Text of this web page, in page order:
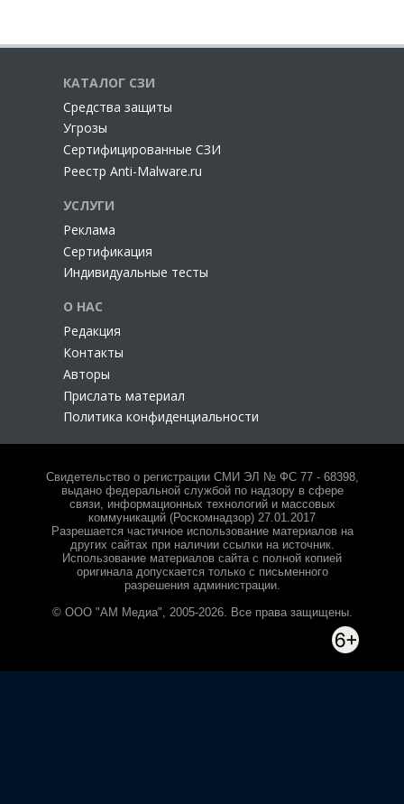
КАТАЛОГ СЗИ
Cредства защиты
Угрозы
Сертифицированные СЗИ
Реестр Anti-Malware.ru
УСЛУГИ
Реклама
Сертификация
Индивидуальные тесты
О НАС
Редакция
Контакты
Авторы
Прислать материал
Политика конфиденциальности
Свидетельство о регистрации СМИ ЭЛ № ФС 77 - 68398,
выдано федеральной службой по надзору в сфере
связи, информационных технологий и массовых
коммуникаций (Роскомнадзор) 27.01.2017
Разрешается частичное использование материалов на
других сайтах при наличии ссылки на источник.
Использование материалов сайта с полной копией
оригинала допускается только с письменного
разрешения администрации.
© ООО "АМ Медиа", 2005-2026. Все права защищены.